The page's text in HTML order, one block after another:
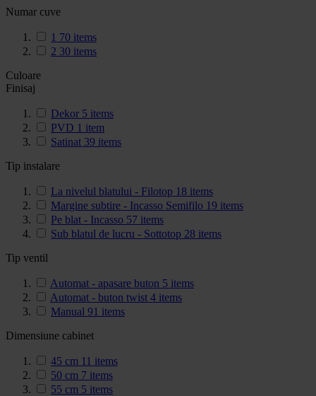
Numar cuve
1 70 items
2 30 items
Culoare
Finisaj
Dekor 5 items
PVD 1 item
Satinat 39 items
Tip instalare
La nivelul blatului - Filotop 18 items
Margine subtire - Incasso Semifilo 19 items
Pe blat - Incasso 57 items
Sub blatul de lucru - Sottotop 28 items
Tip ventil
Automat - apasare buton 5 items
Automat - buton twist 4 items
Manual 91 items
Dimensiune cabinet
45 cm 11 items
50 cm 7 items
55 cm 5 items